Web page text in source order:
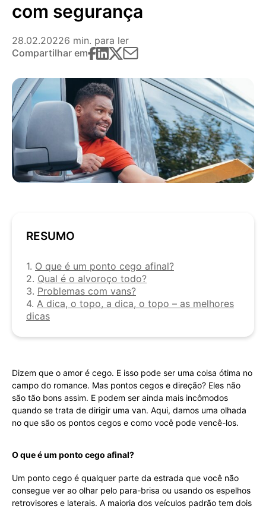
com segurança
28.02.20226 min. para ler
Compartilhar em
RESUMO
1. O que é um ponto cego afinal?
2. Qual é o alvoroço todo?
3. Problemas com vans?
4. A dica, o topo, a dica, o topo – as melhores
dicas
Dizem que o amor é cego. E isso pode ser uma coisa ótima no
campo do romance. Mas pontos cegos e direção? Eles não
são tão bons assim. E podem ser ainda mais incômodos
quando se trata de dirigir uma van. Aqui, damos uma olhada
no que são os pontos cegos e como você pode vencê-los.
O que é um ponto cego afinal?
Um ponto cego é qualquer parte da estrada que você não
consegue ver ao olhar pelo para-brisa ou usando os espelhos
retrovisores e laterais. A maioria dos veículos padrão tem dois